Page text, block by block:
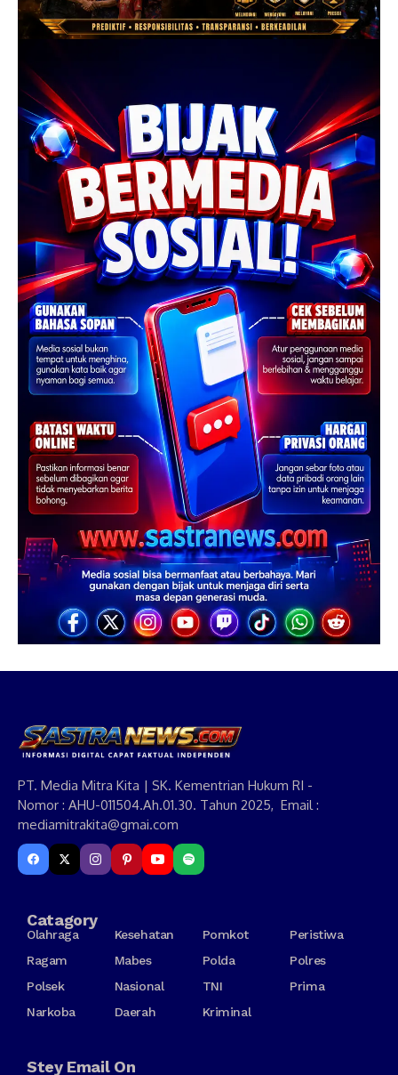
PT. Media Mitra Kita | SK. Kementrian Hukum RI -
Nomor : AHU-011504.Ah.01.30. Tahun 2025, Email :
mediamitrakita@gmai.com
Catagory
Olahraga Kesehatan Pomkot
Peristiwa
Ragam
Mabes Polda
Polres
Polsek
Nasional TNI
Prima
Narkoba
Daerah Kriminal
Stey Email On